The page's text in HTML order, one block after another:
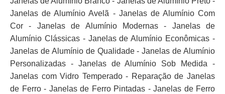
Janelas de Alumínio Avelã - Janelas de Alumínio Com
Cor - Janelas de Alumínio Modernas - Janelas de
Alumínio Clássicas - Janelas de Alumínio Econômicas -
Janelas de Alumínio de Qualidade - Janelas de Alumínio
Personalizadas - Janelas de Alumínio Sob Medida -
Janelas com Vidro Temperado - Reparação de Janelas
de Ferro - Janelas de Ferro Pintadas - Janelas de Ferro